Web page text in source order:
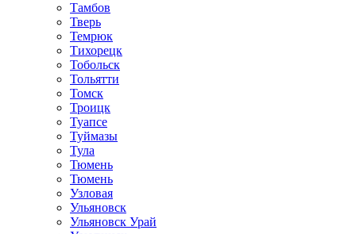
Тамбов
Тверь
Темрюк
Тихорецк
Тобольск
Тольятти
Томск
Троицк
Туапсе
Туймазы
Тула
Тюмень
Тюмень
Узловая
Ульяновск
Ульяновск Урай